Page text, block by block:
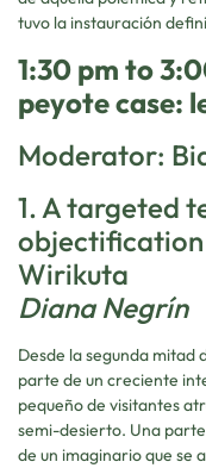
tuvo la instauración
1:30 pm to
peyote case:
Moderator:
1. A targeted
objectification
Wirikuta
Diana Negrín
Desde la segunda mitad
parte de un creciente
pequeño de visitantes
semi-desierto. Una
de un imaginario que se